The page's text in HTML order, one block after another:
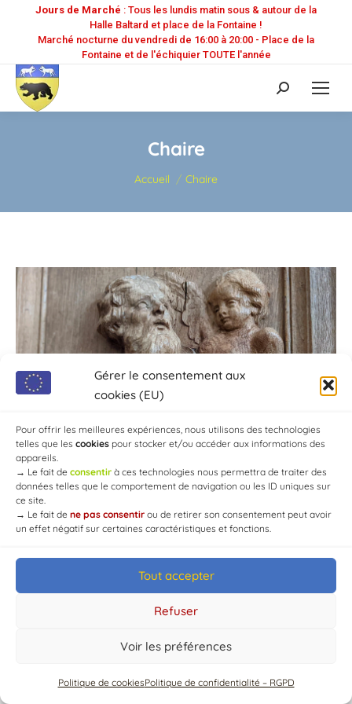
Gérer le consentement aux
cookies (EU)
Pour offrir les meilleures expériences, nous utilisons des technologies
telles que les cookies pour stocker et/ou accéder aux informations des
appareils.
→ Le fait de consentir à ces technologies nous permettra de traiter des
données telles que le comportement de navigation ou les ID uniques sur
ce site.
→ Le fait de ne pas consentir ou de retirer son consentement peut avoir
un effet négatif sur certaines caractéristiques et fonctions.
Tout accepter
Refuser
Voir les préférences
Politique de cookiesPolitique de confidentialité – RGPD
Jours de Marché : Tous les lundis matin sous & autour de la
Halle Baltard et place de la Fontaine !
Marché nocturne du vendredi de 16:00 à 20:00 - Place de la
Fontaine et de l'échiquier TOUTE l'année
Recherche
:
Chaire
Vous êtes ici :
Accueil Chaire
Developed byWEB3-DESIGN